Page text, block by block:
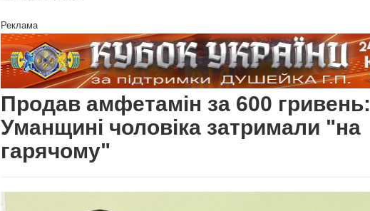
Реклама
Продав амфетамін за 600
Уманщині чоловіка затримали "на
гарячому"